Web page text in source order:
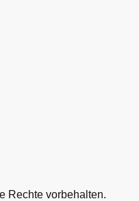
Rechte vorbehalten.